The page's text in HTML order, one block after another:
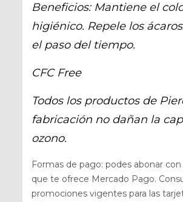
Beneficios: Mantiene el
higiénico. Repele los
el paso del tiempo.
CFC Free
Todos los productos de
fabricación no dañan la
ozono.
Formas de pago: podes abonar
que te ofrece Mercado Pago.
promociones vigentes para las